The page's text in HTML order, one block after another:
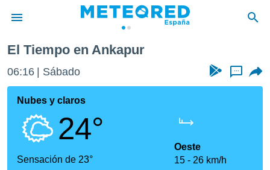
de
por
que se
calidad.
a este
las
El Tiempo en Ankapur
06:16 Sábado ...
Nubes y claros
24°
Sensación de 23°
Oeste
15
26 km/h